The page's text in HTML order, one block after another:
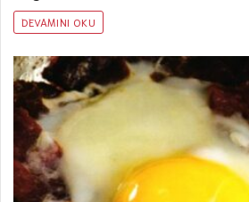
DEVAMINI OKU